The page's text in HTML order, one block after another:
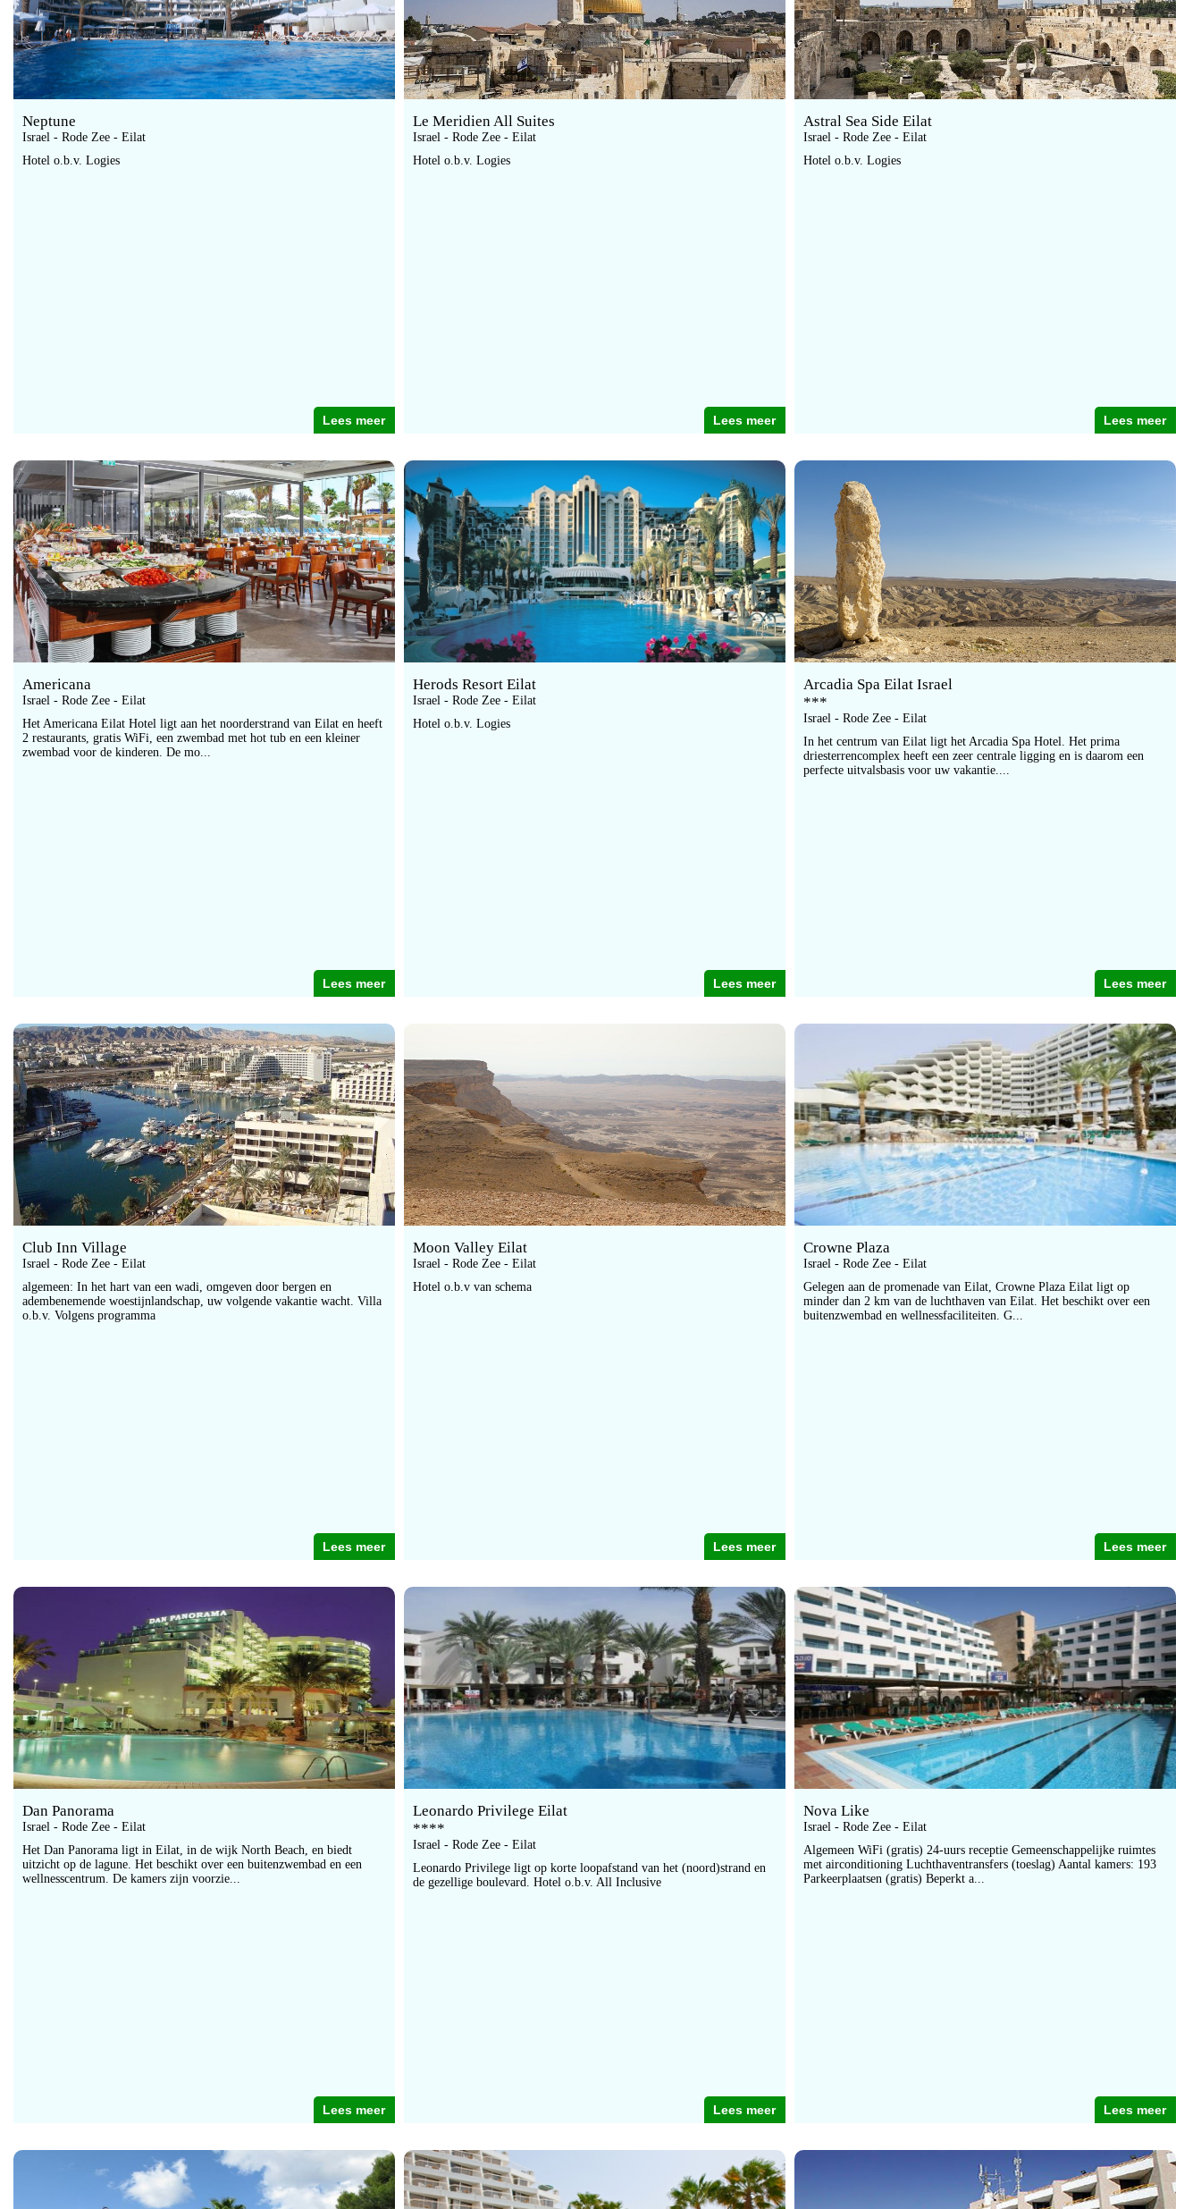
Neptune
Israel - Rode Zee - Eilat
Hotel o.b.v. Logies
Lees meer
Le Meridien All Suites
Israel - Rode Zee - Eilat
Hotel o.b.v. Logies
Lees meer
Astral Sea Side Eilat
Israel - Rode Zee - Eilat
Hotel o.b.v. Logies
Lees meer
Americana
Israel - Rode Zee - Eilat
Het Americana Eilat Hotel ligt aan het noorderstrand van Eilat en heeft
2 restaurants, gratis WiFi, een zwembad met hot tub en een kleiner
zwembad voor de kinderen. De mo...
Lees meer
Herods Resort Eilat
Israel - Rode Zee - Eilat
Hotel o.b.v. Logies
Lees meer
Arcadia Spa Eilat Israel
***
Israel - Rode Zee - Eilat
In het centrum van Eilat ligt het Arcadia Spa Hotel. Het prima
driesterrencomplex heeft een zeer centrale ligging en is daarom een
perfecte uitvalsbasis voor uw vakantie....
Lees meer
Club Inn Village
Israel - Rode Zee - Eilat
algemeen: In het hart van een wadi, omgeven door bergen en
adembenemende woestijnlandschap, uw volgende vakantie wacht. Villa
o.b.v. Volgens programma
Lees meer
Moon Valley Eilat
Israel - Rode Zee - Eilat
Hotel o.b.v van schema
Lees meer
Crowne Plaza
Israel - Rode Zee - Eilat
Gelegen aan de promenade van Eilat, Crowne Plaza Eilat ligt op
minder dan 2 km van de luchthaven van Eilat. Het beschikt over een
buitenzwembad en wellnessfaciliteiten. G...
Lees meer
Dan Panorama
Israel - Rode Zee - Eilat
Het Dan Panorama ligt in Eilat, in de wijk North Beach, en biedt
uitzicht op de lagune. Het beschikt over een buitenzwembad en een
wellnesscentrum. De kamers zijn voorzie...
Lees meer
Leonardo Privilege Eilat
****
Israel - Rode Zee - Eilat
Leonardo Privilege ligt op korte loopafstand van het (noord)strand en
de gezellige boulevard. Hotel o.b.v. All Inclusive
Lees meer
Nova Like
Israel - Rode Zee - Eilat
Algemeen WiFi (gratis) 24-uurs receptie Gemeenschappelijke ruimtes
met airconditioning Luchthaventransfers (toeslag) Aantal kamers: 193
Parkeerplaatsen (gratis) Beperkt a...
Lees meer